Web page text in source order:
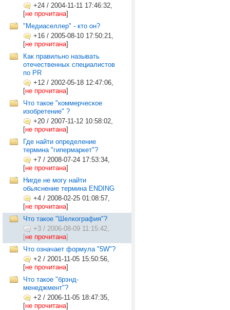
+24 / 2004-11-11 17:46:32,
[не прочитана]
"Медиаселлер" - кто он?
+16 / 2005-08-10 17:50:21,
[не прочитана]
Как правильно называть
отечественных специалистов
по PR
+12 / 2002-05-18 12:47:06,
[не прочитана]
Что такое "коммерческое
изобретение" ?
+20 / 2007-11-12 10:58:02,
[не прочитана]
Где найти определение
термина "гипермаркет"?
+7 / 2008-07-24 17:53:34,
[не прочитана]
Нигде не могу найти
обьяснение термина ENDING
+4 / 2008-02-25 01:08:57,
[не прочитана]
Что такое "Шелкография"?
+3 / 2006-08-09 11:15:42,
[не прочитана]
Что означает формула "5W"?
+2 / 2001-11-05 15:50:56,
[не прочитана]
Что такое "брэнд-
менеджмент"?
+2 / 2006-11-05 18:47:35,
[не прочитана]